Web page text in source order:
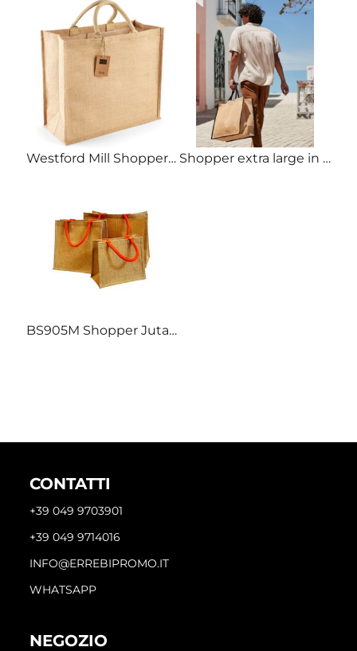
Westford Mill Shopper in Juta laminata manici corti personalizzabile Shopper extra large in juta laminata personalizzabile
BS905M Shopper Juta manici in cotone 14 Litri 30x30x19 personalizza stampa e ricamo
CONTATTI
+39 049 9703901
+39 049 9714016
INFO@ERREBIPROMO.IT
WHATSAPP
NEGOZIO